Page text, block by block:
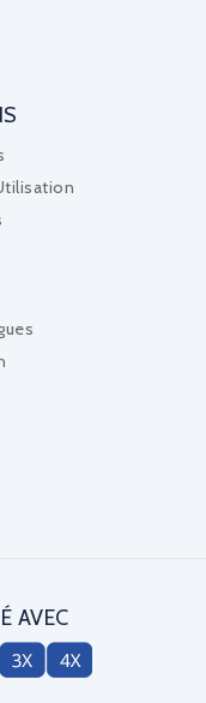
AVEC